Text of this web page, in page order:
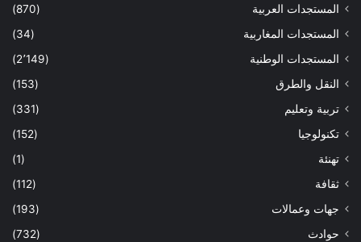
المستجدات العربية
(870)
المستجدات المغاربية
(34)
المستجدات الوطنية
(2٬149)
النقل والطرق
(153)
تربية وتعليم
(331)
تكنولوجيا
(152)
تهنئة
(1)
ثقافة
(112)
جهات وعمالات
(193)
حوادث
(732)